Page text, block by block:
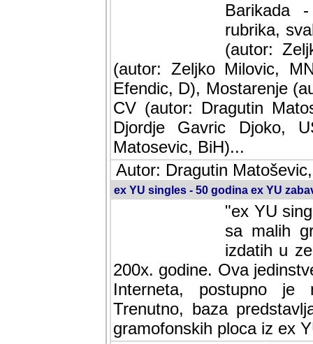
Barikada
rubrika,
(autor:
(autor: Zeljko Milovic,
Efendic, D), Mostarenje
CV (autor: Dragutin
Djordje Gavric Djoko,
Matosevic, BiH)...
Autor: Dragutin
ex YU singles - 50 godina ex YU
"ex YU
sa malih
izdatih u
200x. godine. Ova
Interneta, postupno je
baza predstavlja
ploca iz ex YU.